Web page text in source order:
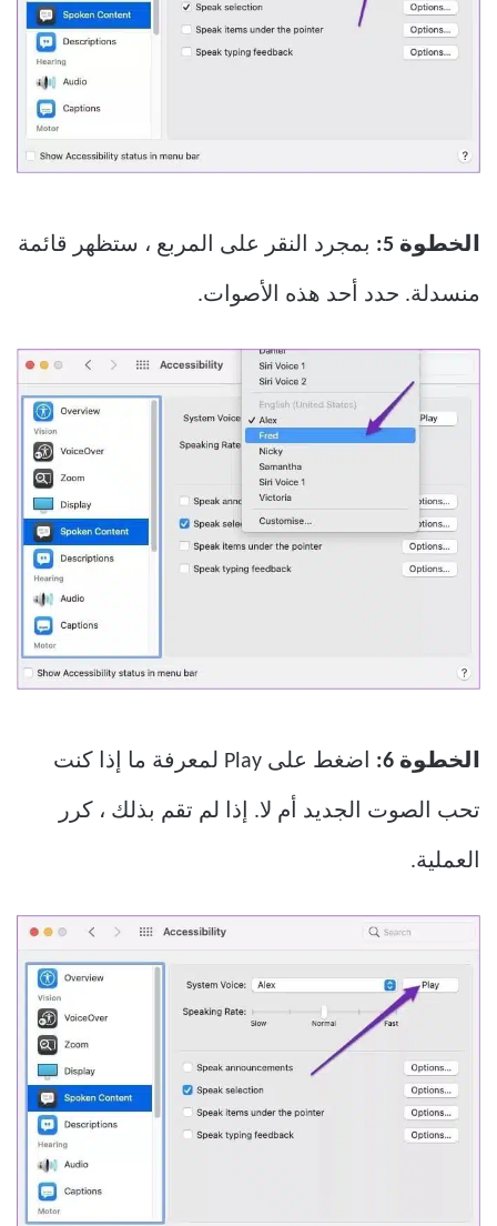
الخطوة 5: بمجرد النقر على المربع ، ستظهر قائمة
منسدلة. حدد أحد هذه الأصوات.
الخطوة 6: اضغط على Play لمعرفة ما إذا كنت
تحب الصوت الجديد أم لا. إذا لم تقم بذلك ، كرر
العملية.